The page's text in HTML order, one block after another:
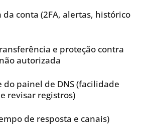
da conta (2FA, alertas, histórico
e proteção contra
autorizada
do painel de DNS (facilidade
revisar registros)
de resposta e canais)